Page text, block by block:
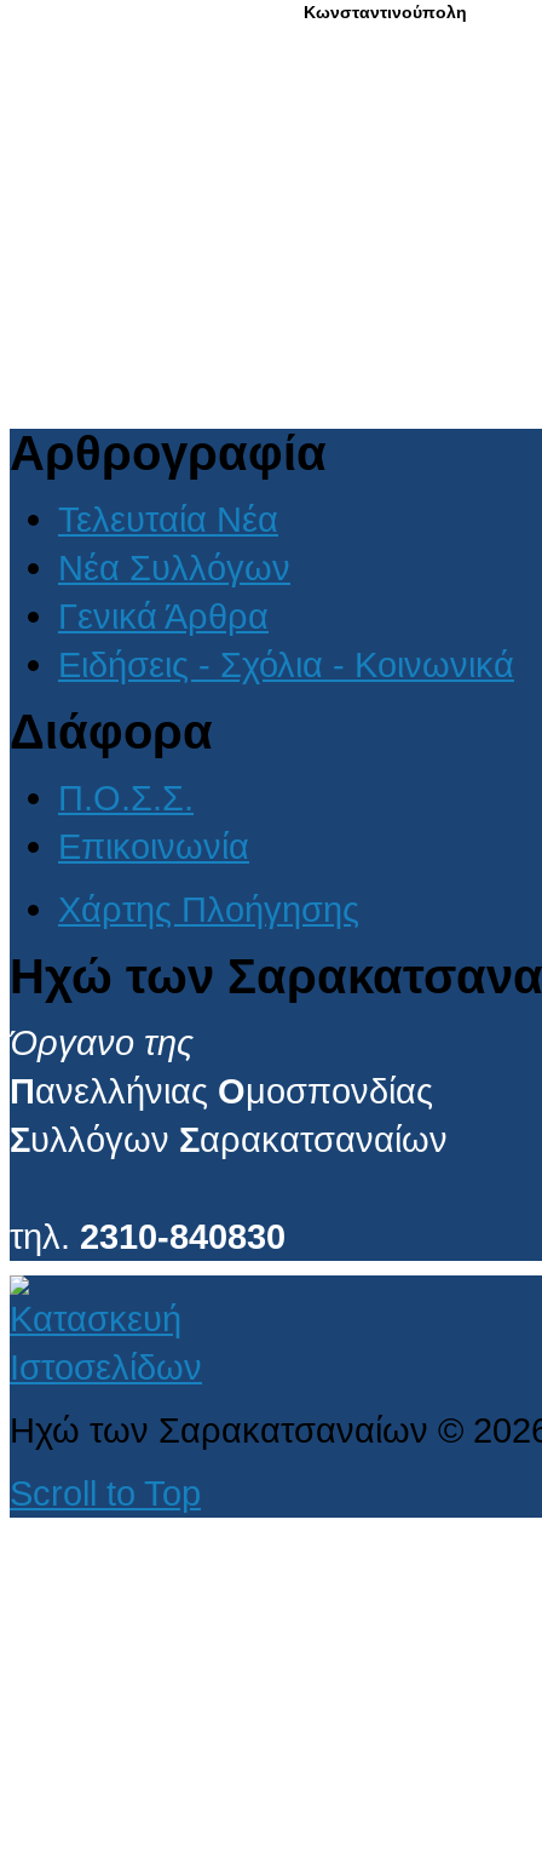
Αρθρογραφία
Τελευταία Νέα
Νέα Συλλόγων
Γενικά Άρθρα
Ειδήσεις - Σχόλια - Κοινωνικά
Διάφορα
Π.Ο.Σ.Σ.
Επικοινωνία
Χάρτης Πλοήγησης
Ηχώ των
Όργανο της
Πανελλήνιας Ομοσπονδίας
Συλλόγων Σαρακατσαναίων
τηλ. 2310-840830
Ηχώ των Σαρακατσαναίων ©
Scroll to Top